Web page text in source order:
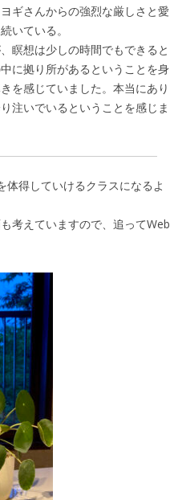
ギさんからの強烈な厳しさと愛
いている。
瞑想は少しの時間でもできると
に拠り所があるということを身
を感じていました。本当にあり
注いでいるということを感じま
得していけるクラスになるよ
考えていますので、追ってWeb